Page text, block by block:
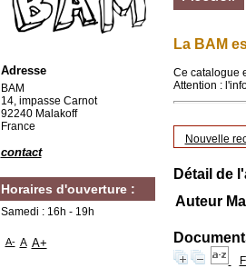
La BAM
Ce catalogue
Attention :
Nouvelle
Détail de
Auteur
Adresse
BAM
14, impasse Carnot
92240 Malakoff
France
contact
Horaires d'ouverture :
Samedi : 16h - 19h
A- A A+